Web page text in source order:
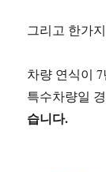
그리고 한가
차량 연식이
특수차량일
습니다.